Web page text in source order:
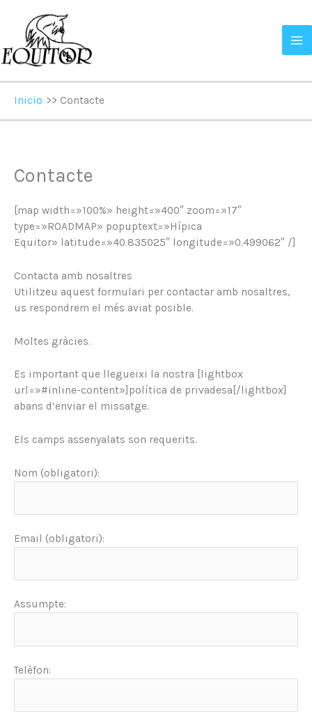
contenido
Inicio Contacte
Contacte
[map width=»100%» height=»400″ zoom=»17″
type=»ROADMAP» popuptext=»Hípica
Equitor» latitude=»40.835025″ longitude=»0.499062″ /]
Contacta amb nosaltres
Utilitzeu aquest formulari per contactar amb nosaltres,
us respondrem el més aviat posible.
Moltes gràcies.
Es important que llegueixi la nostra [lightbox
url=»#inline-content»]política de privadesa[/lightbox]
abans d’enviar el missatge.
Els camps assenyalats son requerits.
Nom (obligatori):
Email (obligatori):
Assumpte:
Telèfon: